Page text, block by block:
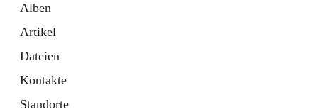
Alben
Artikel
Dateien
Kontakte
Standorte